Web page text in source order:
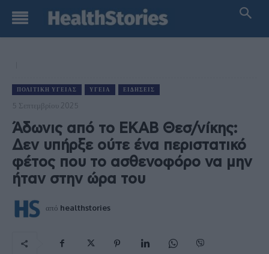
ΠΟΛΙΤΙΚΉ ΥΓΕΊΑΣ ΥΓΕΊΑ ΕΙΔΉΣΕΙΣ
5 Σεπτεμβρίου 2025
Άδωνις από το ΕΚΑΒ Θεσ/νίκης:
Δεν υπήρξε ούτε ένα περιστατικό
φέτος που το ασθενοφόρο να μην
ήταν στην ώρα του
από healthstories